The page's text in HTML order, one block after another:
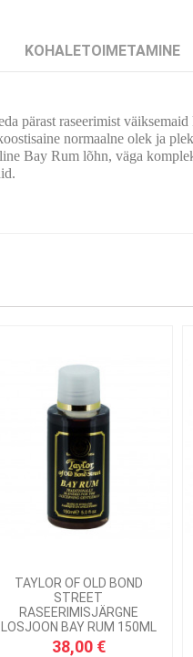
KOHALETOIMETAMINE
pärast raseerimist
normaalne olek ja
Bay Rum lõhn, väga
TAYLOR OF OLD BOND
STREET
RASEERIMISJÄRGNE
LOSJOON BAY RUM 150ML
38,00 €